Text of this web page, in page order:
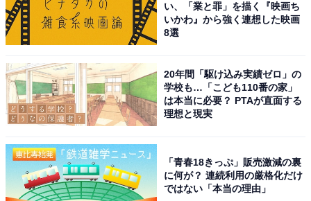
い、「業と罪」を描く『映画ち
いかわ』から強く連想した映画
8選
20年間「駆け込み実績ゼロ」の
学校も…「こども110番の家」
は本当に必要？ PTAが直面する
理想と現実
「青春18きっぷ」販売激減の裏
に何が？ 連続利用の厳格化だけ
ではない「本当の理由」